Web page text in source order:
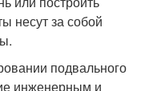
несут за собой
подвального
инженерным и